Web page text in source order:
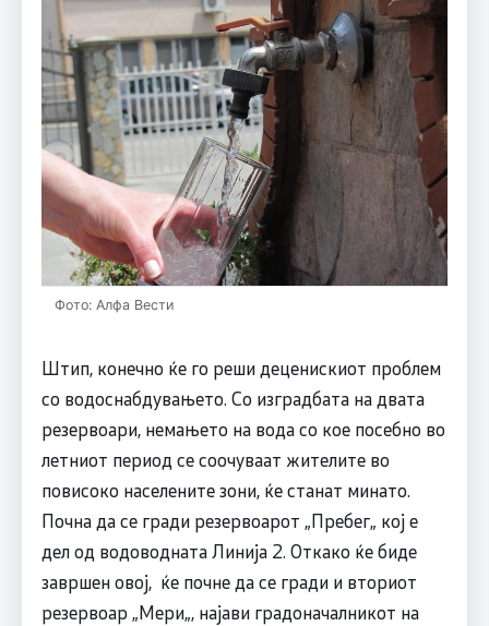
Фото: Алфа Вести
Штип, конечно ќе го реши деценискиот проблем
со водоснабдувањето. Со изградбата на двата
резервоари, немањето на вода со кое посебно во
летниот период се соочуваат жителите во
повисоко населените зони, ќе станат минато.
Почна да се гради резервоарот „Пребег„ кој е
дел од водоводната Линија 2. Откако ќе биде
завршен овој, ќе почне да се гради и вториот
резервоар „Мери„, најави градоначалникот на